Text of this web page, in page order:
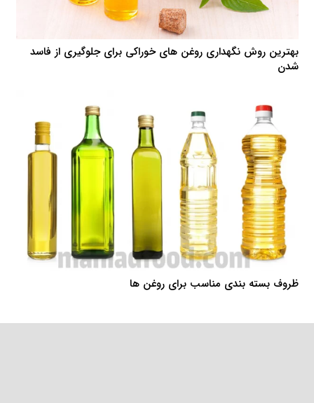
بهترین روش نگهداری روغن های خوراکی برای جلوگیری از فاسد
شدن
ظروف بسته بندی مناسب برای روغن ها